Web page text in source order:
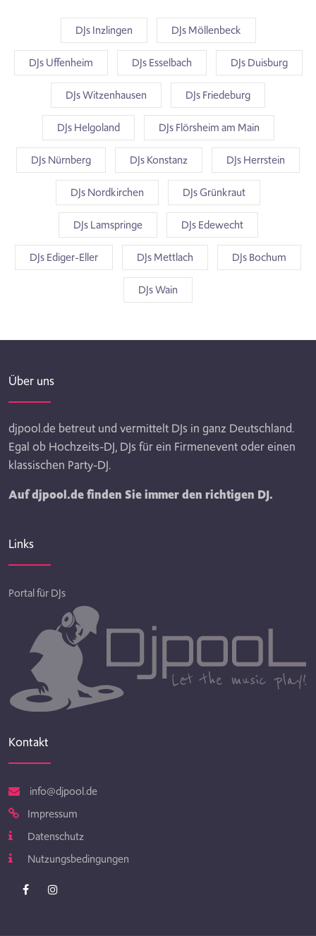
DJs Inzlingen DJs Möllenbeck
DJs Uffenheim DJs Esselbach DJs Duisburg
DJs Witzenhausen DJs Friedeburg
DJs Helgoland DJs Flörsheim am Main
DJs Nürnberg DJs Konstanz DJs Herrstein
DJs Nordkirchen DJs Grünkraut
DJs Lamspringe DJs Edewecht
DJs Ediger-Eller DJs Mettlach DJs Bochum
DJs Wain
Über uns
djpool.de betreut und vermittelt DJs in ganz Deutschland.
Egal ob Hochzeits-DJ, DJs für ein Firmenevent oder einen
klassischen Party-DJ.
Auf djpool.de finden Sie immer den richtigen DJ.
Links
Portal für DJs
Kontakt
info@djpool.de
Impressum
Datenschutz
Nutzungsbedingungen